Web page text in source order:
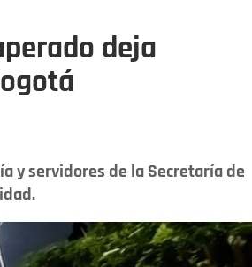
deja
y servidores de la Secretaría de